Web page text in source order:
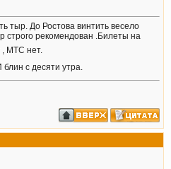
тыр. До Ростова винтить весело
строго рекомендован .Билеты на
, МТС нет.
с десяти утра.